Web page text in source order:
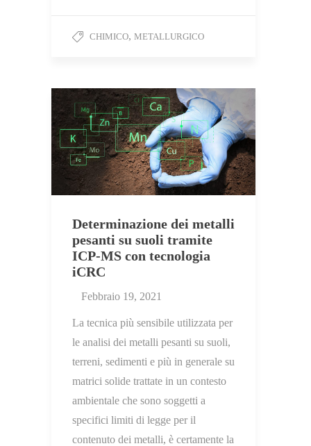
CHIMICO, METALLURGICO
Determinazione dei metalli
pesanti su suoli tramite
ICP-MS con tecnologia
iCRC
Febbraio 19, 2021
La tecnica più sensibile utilizzata per
le analisi dei metalli pesanti su suoli,
terreni, sedimenti e più in generale su
matrici solide trattate in un contesto
ambientale che sono soggetti a
specifici limiti di legge per il
contenuto dei metalli, è certamente la